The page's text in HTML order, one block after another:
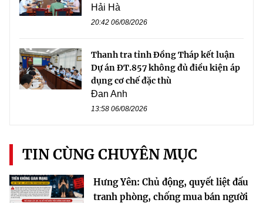
Hải Hà
20:42 06/08/2026
Thanh tra tỉnh Đồng Tháp kết luận
Dự án ĐT.857 không đủ điều kiện áp
dụng cơ chế đặc thù
Đan Anh
13:58 06/08/2026
TIN CÙNG CHUYÊN MỤC
Hưng Yên: Chủ động, quyết liệt đấu
tranh phòng, chống mua bán người